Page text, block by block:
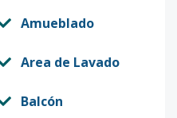
Amueblado
Area de Lavado
Balcón